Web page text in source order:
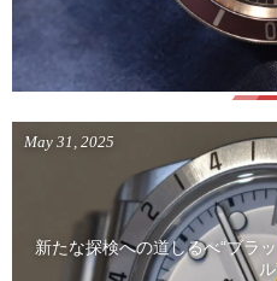
新たな探検への道しるべ“ブラ
ル
May 31 , 2025